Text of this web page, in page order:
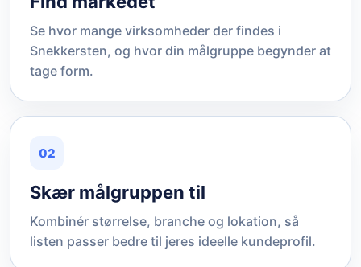
Se hvor mange virksomheder der findes i
Snekkersten, og hvor din målgruppe begynder at
tage form.
02
Skær målgruppen til
Kombinér størrelse, branche og lokation, så
listen passer bedre til jeres ideelle kundeprofil.